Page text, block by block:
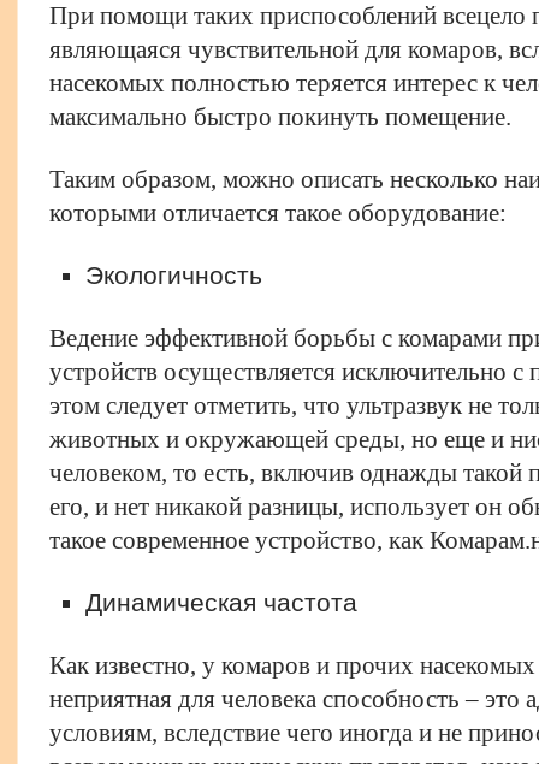
При помощи таких приспособлений всецело
являющаяся чувствительной для комаров,
насекомых полностью теряется интерес к
максимально быстро покинуть помещение.
Таким образом, можно описать несколько
которыми отличается такое оборудование:
Экологичность
Ведение эффективной борьбы с комарами
устройств осуществляется исключительно
этом следует отметить, что ультразвук не
животных и окружающей среды, но еще и
человеком, то есть, включив однажды такой
его, и нет никакой разницы, использует он
такое современное устройство, как
Динамическая частота
Как известно, у комаров и прочих насекомых
неприятная для человека способность –
условиям, вследствие чего иногда и не